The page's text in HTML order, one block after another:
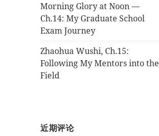
Morning Glory at Noon —
Ch.14: My Graduate School
Exam Journey
Zhaohua Wushi, Ch.15:
Following My Mentors into the
Field
近期评论